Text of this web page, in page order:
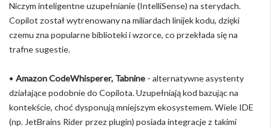
Niczym inteligentne uzupełnianie (IntelliSense) na sterydach.
Copilot został wytrenowany na miliardach linijek kodu, dzięki
czemu zna popularne biblioteki i wzorce, co przekłada się na
trafne sugestie.
• Amazon CodeWhisperer, Tabnine - alternatywne asystenty
działające podobnie do Copilota. Uzupełniają kod bazując na
kontekście, choć dysponują mniejszym ekosystemem. Wiele IDE
(np. JetBrains Rider przez plugin) posiada integracje z takimi